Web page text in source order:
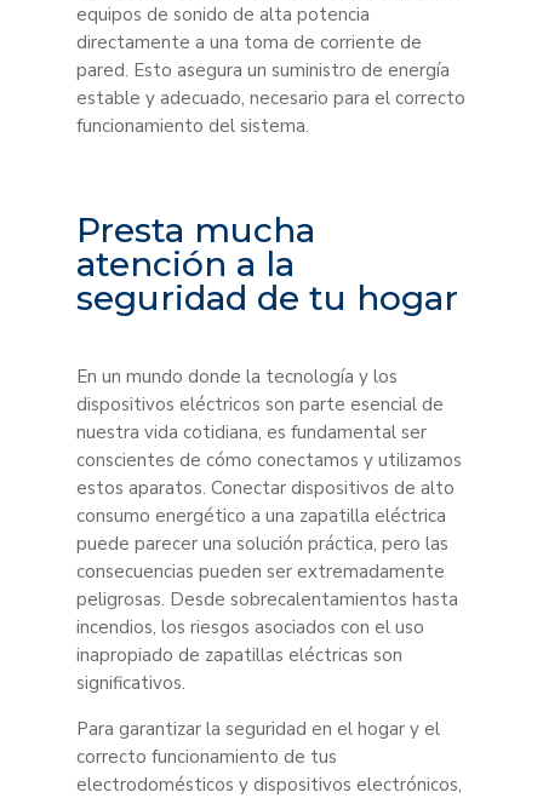
equipos de sonido de alta potencia
directamente a una toma de corriente de
pared. Esto asegura un suministro de energía
estable y adecuado, necesario para el correcto
funcionamiento del sistema.
Presta mucha
atención a la
seguridad de tu hogar
En un mundo donde la tecnología y los
dispositivos eléctricos son parte esencial de
nuestra vida cotidiana, es fundamental ser
conscientes de cómo conectamos y utilizamos
estos aparatos. Conectar dispositivos de alto
consumo energético a una zapatilla eléctrica
puede parecer una solución práctica, pero las
consecuencias pueden ser extremadamente
peligrosas. Desde sobrecalentamientos hasta
incendios, los riesgos asociados con el uso
inapropiado de zapatillas eléctricas son
significativos.
Para garantizar la seguridad en el hogar y el
correcto funcionamiento de tus
electrodomésticos y dispositivos electrónicos,